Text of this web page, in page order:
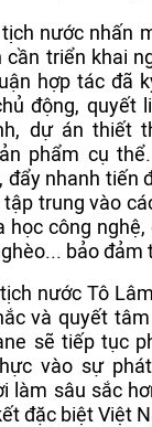
nước nhấn
triển khai
hợp tác đã
động, quyết
dự án thiết
phẩm cụ
đẩy nhanh tiến
trung vào
học công
bảo đảm
nước Tô
và quyết
sẽ tiếp tục
vào sự
làm sâu sắc
đặc biệt Việt